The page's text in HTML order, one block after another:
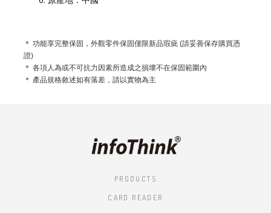
＊ 功能享完整保固，外觀零件保固僅限新品瑕疵 (請妥善保存購買憑
證)
＊ 各項人為或不可抗力因素所造成之損壞不在保固範圍內
＊ 產品規格敘述如有落差，請以實物為主
PRODUCTS
CARD READER